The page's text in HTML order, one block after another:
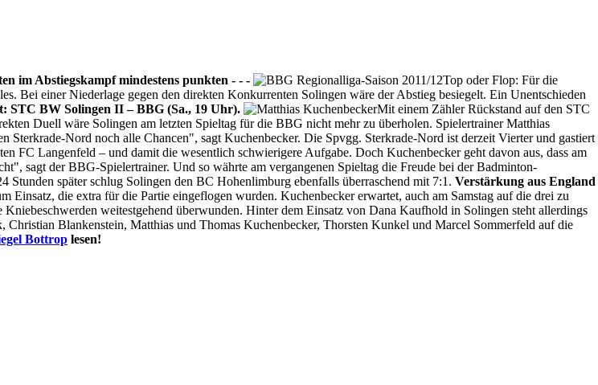
im Abstiegskampf mindestens punkten - - -
Top oder Flop: Für die
Bei einer Niederlage gegen den direkten Konkurrenten Solingen wäre der Abstieg besiegelt. Ein Unentschieden
STC BW Solingen II – BBG (Sa., 19 Uhr).
Mit einem Zähler Rückstand auf den STC
Duell wäre Solingen am letzten Spieltag für die BBG nicht mehr zu überholen. Spielertrainer Matthias
Nord noch alle Chancen", sagt Kuchenbecker. Die Spvgg. Sterkrade-Nord ist derzeit Vierter und gastiert
FC Langenfeld – und damit die wesentlich schwierigere Aufgabe. Doch Kuchenbecker geht davon aus, dass am
sagt der BBG-Spielertrainer. Und so währte am vergangenen Spieltag die Freude bei der Badminton-
später schlug Solingen den BC Hohenlimburg ebenfalls überraschend mit 7:1. Verstärkung aus England
die extra für die Partie eingeflogen wurden. Kuchenbecker erwartet, auch am Samstag auf die drei zu
weitestgehend überwunden. Hinter dem Einsatz von Dana Kaufhold in Solingen steht allerdings
Blankenstein, Matthias und Thomas Kuchenbecker, Thorsten Kunkel und Marcel Sommerfeld auf die
Bottrop lesen!